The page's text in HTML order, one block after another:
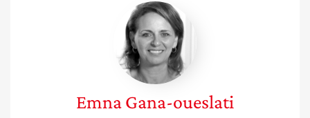
Emna
Gana-
oueslati
EmnaGana-oueslati